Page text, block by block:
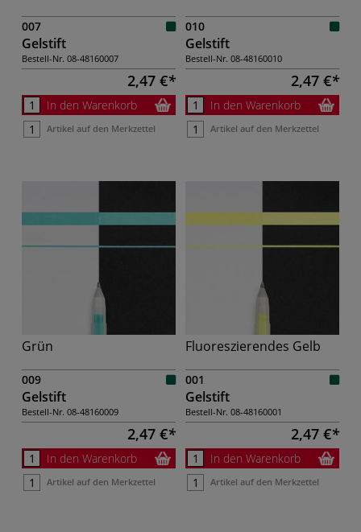
007
Gelstift
Bestell-Nr. 08-48160007
2,47 €
In den Warenkorb
Artikel auf den Merkzettel
010
Gelstift
Bestell-Nr. 08-48160010
2,47 €
In den Warenkorb
Artikel auf den Merkzettel
Grün
009
Gelstift
Bestell-Nr. 08-48160009
2,47 €
In den Warenkorb
Artikel auf den Merkzettel
Fluoreszierendes Gelb
001
Gelstift
Bestell-Nr. 08-48160001
2,47 €
In den Warenkorb
Artikel auf den Merkzettel